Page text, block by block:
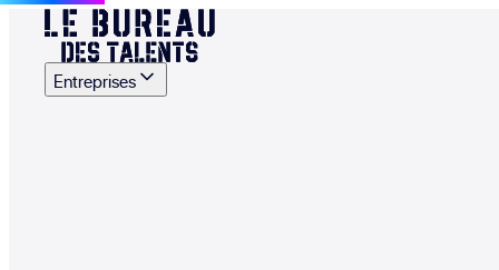
Entreprises